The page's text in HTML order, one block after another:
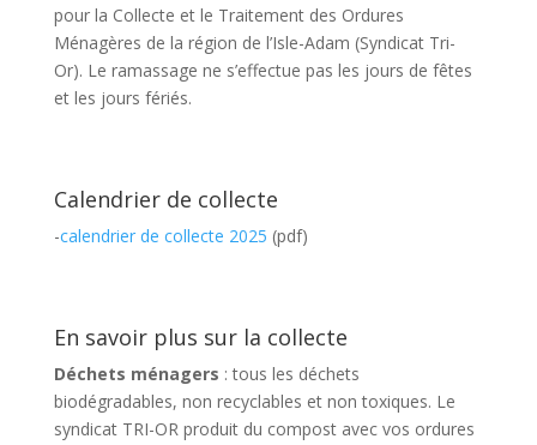
pour la Collecte et le Traitement des Ordures
Ménagères de la région de l’Isle-Adam (Syndicat Tri-
Or). Le ramassage ne s’effectue pas les jours de fêtes
et les jours fériés.
Calendrier de collecte
-calendrier de collecte 2025 (pdf)
En savoir plus sur la collecte
Déchets ménagers : tous les déchets
biodégradables, non recyclables et non toxiques. Le
syndicat TRI-OR produit du compost avec vos ordures